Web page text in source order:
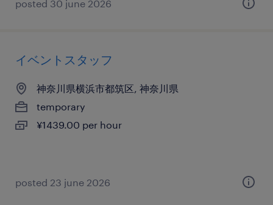
posted 30 june 2026
イベントスタッフ
神奈川県横浜市都筑区, 神奈川県
temporary
¥1439.00 per hour
posted 23 june 2026